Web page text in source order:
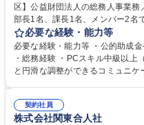
区】公益財団法人の総務人事業務／年間休日125
部長1名、課長1名、メンバー2名
当者として業務を覚えていただき
ジションとして活躍いただくことを期待して
プの業務内容】 ・人事制度関連
怠管理 ・官公庁への各種提出 ・
管理 ・福利厚生関連 ・職員から
業務全般 募集職種 【東京／文京区】公益財団法人の総務人事業務／年間
必要な経験・能力等
必要な経験・能力等 ・公的助成
・総務経験 ・PCスキル中級以
と円滑な調整ができるコミュニケーシ
契約社員
株式会社関東合人社